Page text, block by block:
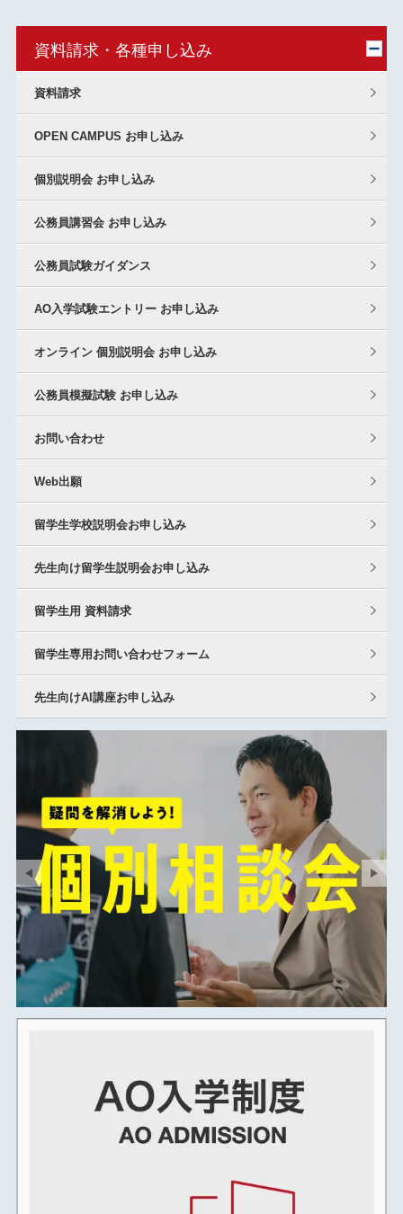
資料請求・各種申し込み
資料請求
OPEN CAMPUS お申し込み
個別説明会 お申し込み
公務員講習会 お申し込み
公務員試験ガイダンス
AO入学試験エントリー お申し込み
オンライン 個別説明会 お申し込み
公務員模擬試験 お申し込み
お問い合わせ
Web出願
留学生学校説明会お申し込み
先生向け留学生説明会お申し込み
留学生用 資料請求
留学生専用お問い合わせフォーム
先生向けAI講座お申し込み